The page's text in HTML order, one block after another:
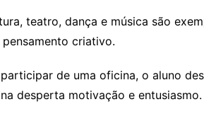
teatro, dança e música são
criativo.
de uma oficina, o aluno
desperta motivação e entusiasmo.